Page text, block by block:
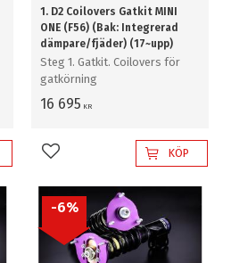
1. D2 Coilovers Gatkit MINI
ONE (F56) (Bak: Integrerad
dämpare/fjäder) (17~upp)
Steg 1. Gatkit. Coilovers för
gatkörning
16 695 KR
Lägg till i favoriterKÖP
6%